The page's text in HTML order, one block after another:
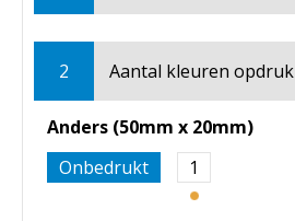
2 Aantal kleuren opdruk
Anders (50mm x 20mm)
Onbedrukt
1